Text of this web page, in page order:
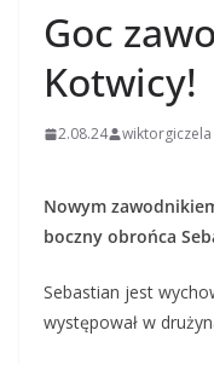
Goc
Kotwicy!
2.08.24 wiktorgiczela
Nowym
boczny obrońca
Sebastian jest
występował w